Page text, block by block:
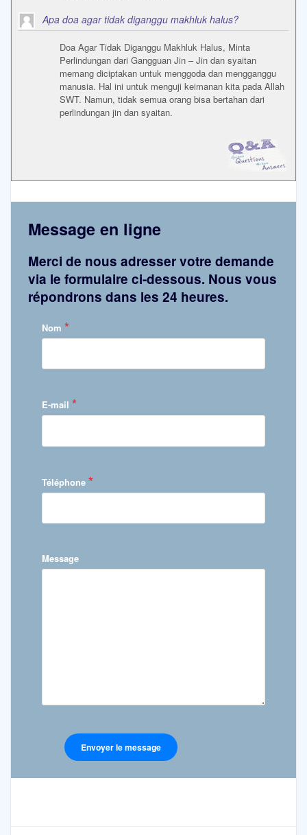
Apa doa agar tidak diganggu makhluk halus?
Doa Agar Tidak Diganggu Makhluk Halus, Minta
Perlindungan dari Gangguan Jin – Jin dan syaitan
memang diciptakan untuk menggoda dan mengganggu
manusia. Hal ini untuk menguji keimanan kita pada Allah
SWT. Namun, tidak semua orang bisa bertahan dari
perlindungan jin dan syaitan.
Message en ligne
Merci de nous adresser votre demande
via le formulaire ci-dessous. Nous vous
répondrons dans les 24 heures.
Nom *
E-mail *
Téléphone *
Message